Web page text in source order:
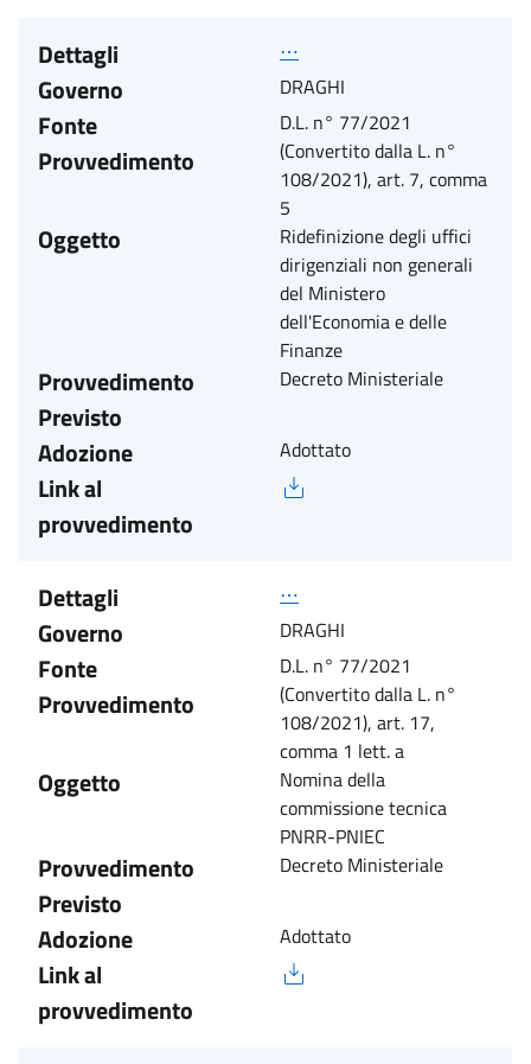
Dettagli
⋯
Governo DRAGHI
Fonte
Provvedimento
D.L. n° 77/2021
(Convertito dalla L. n°
108/2021), art. 7, comma
5
Oggetto
Ridefinizione degli uffici
dirigenziali non generali
del Ministero
dell'Economia e delle
Finanze
Provvedimento
Previsto
Decreto Ministeriale
Adozione Adottato
Link al
provvedimento
Dettagli
⋯
Governo DRAGHI
Fonte
Provvedimento
D.L. n° 77/2021
(Convertito dalla L. n°
108/2021), art. 17,
comma 1 lett. a
Oggetto
Nomina della
commissione tecnica
PNRR-PNIEC
Provvedimento
Previsto
Decreto Ministeriale
Adozione Adottato
Link al
provvedimento